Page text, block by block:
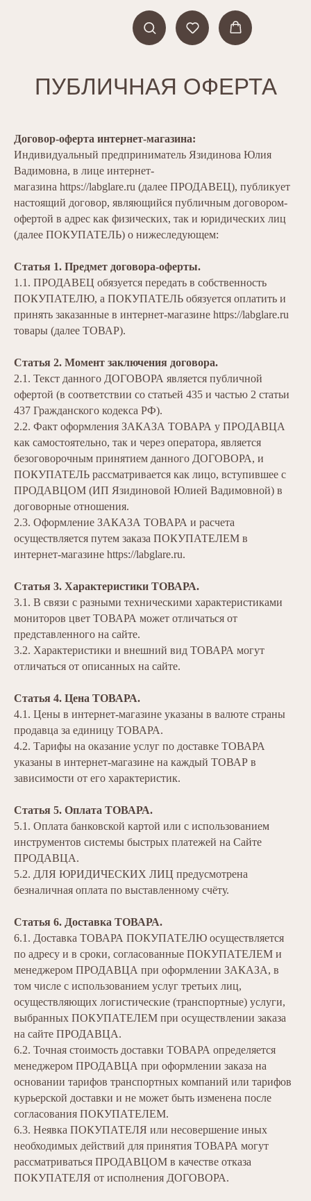
ПУБЛИЧНАЯ ОФЕРТА
Договор-оферта интернет-магазина:
Индивидуальный предприниматель Язидинова Юлия
Вадимовна, в лице интернет-
магазина https://labglare.ru (далее ПРОДАВЕЦ), публикует
настоящий договор, являющийся публичным договором-
офертой в адрес как физических, так и юридических лиц
(далее ПОКУПАТЕЛЬ) о нижеследующем:
Статья 1. Предмет договора-оферты.
1.1. ПРОДАВЕЦ обязуется передать в собственность
ПОКУПАТЕЛЮ, а ПОКУПАТЕЛЬ обязуется оплатить и
принять заказанные в интернет-магазине https://labglare.ru
товары (далее ТОВАР).
Статья 2. Момент заключения договора.
2.1. Текст данного ДОГОВОРА является публичной
офертой (в соответствии со статьей 435 и частью 2 статьи
437 Гражданского кодекса РФ).
2.2. Факт оформления ЗАКАЗА ТОВАРА у ПРОДАВЦА
как самостоятельно, так и через оператора, является
безоговорочным принятием данного ДОГОВОРА, и
ПОКУПАТЕЛЬ рассматривается как лицо, вступившее с
ПРОДАВЦОМ (ИП Язидиновой Юлией Вадимовной) в
договорные отношения.
2.3. Оформление ЗАКАЗА ТОВАРА и расчета
осуществляется путем заказа ПОКУПАТЕЛЕМ в
интернет-магазине https://labglare.ru.
Статья 3. Характеристики ТОВАРА.
3.1. В связи с разными техническими характеристиками
мониторов цвет ТОВАРА может отличаться от
представленного на сайте.
3.2. Характеристики и внешний вид ТОВАРА могут
отличаться от описанных на сайте.
Статья 4. Цена ТОВАРА.
4.1. Цены в интернет-магазине указаны в валюте страны
продавца за единицу ТОВАРА.
4.2. Тарифы на оказание услуг по доставке ТОВАРА
указаны в интернет-магазине на каждый ТОВАР в
зависимости от его характеристик.
Статья 5. Оплата ТОВАРА.
5.1. Оплата банковской картой или с использованием
инструментов системы быстрых платежей на Сайте
ПРОДАВЦА.
5.2. ДЛЯ ЮРИДИЧЕСКИХ ЛИЦ предусмотрена
безналичная оплата по выставленному счёту.
Статья 6. Доставка ТОВАРА.
6.1. Доставка ТОВАРА ПОКУПАТЕЛЮ осуществляется
по адресу и в сроки, согласованные ПОКУПАТЕЛЕМ и
менеджером ПРОДАВЦА при оформлении ЗАКАЗА, в
том числе с использованием услуг третьих лиц,
осуществляющих логистические (транспортные) услуги,
выбранных ПОКУПАТЕЛЕМ при осуществлении заказа
на сайте ПРОДАВЦА.
6.2. Точная стоимость доставки ТОВАРА определяется
менеджером ПРОДАВЦА при оформлении заказа на
основании тарифов транспортных компаний или тарифов
курьерской доставки и не может быть изменена после
согласования ПОКУПАТЕЛЕМ.
6.3. Неявка ПОКУПАТЕЛЯ или несовершение иных
необходимых действий для принятия ТОВАРА могут
рассматриваться ПРОДАВЦОМ в качестве отказа
ПОКУПАТЕЛЯ от исполнения ДОГОВОРА.